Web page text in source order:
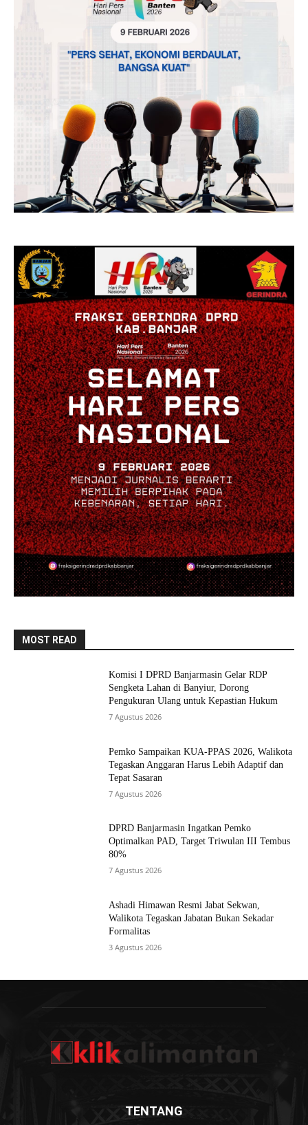
MOST READ
Komisi I DPRD Banjarmasin Gelar RDP
Sengketa Lahan di Banyiur, Dorong
Pengukuran Ulang untuk Kepastian Hukum
7 Agustus 2026
Pemko Sampaikan KUA-PPAS 2026, Walikota
Tegaskan Anggaran Harus Lebih Adaptif dan
Tepat Sasaran
7 Agustus 2026
DPRD Banjarmasin Ingatkan Pemko
Optimalkan PAD, Target Triwulan III Tembus
80%
7 Agustus 2026
Ashadi Himawan Resmi Jabat Sekwan,
Walikota Tegaskan Jabatan Bukan Sekadar
Formalitas
3 Agustus 2026
TENTANG